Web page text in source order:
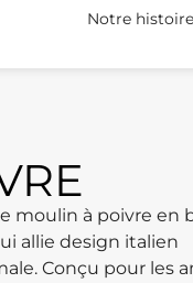
Notre histoire
moulin à poivre en
allie design italien
Conçu pour les